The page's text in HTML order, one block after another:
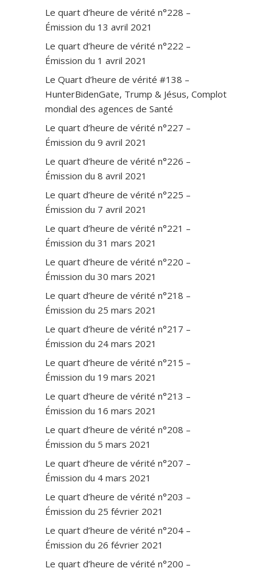
Le quart d’heure de vérité n°228 –
Émission du 13 avril 2021
Le quart d’heure de vérité n°222 –
Émission du 1 avril 2021
Le Quart d’heure de vérité #138 –
HunterBidenGate, Trump & Jésus, Complot
mondial des agences de Santé
Le quart d’heure de vérité n°227 –
Émission du 9 avril 2021
Le quart d’heure de vérité n°226 –
Émission du 8 avril 2021
Le quart d’heure de vérité n°225 –
Émission du 7 avril 2021
Le quart d’heure de vérité n°221 –
Émission du 31 mars 2021
Le quart d’heure de vérité n°220 –
Émission du 30 mars 2021
Le quart d’heure de vérité n°218 –
Émission du 25 mars 2021
Le quart d’heure de vérité n°217 –
Émission du 24 mars 2021
Le quart d’heure de vérité n°215 –
Émission du 19 mars 2021
Le quart d’heure de vérité n°213 –
Émission du 16 mars 2021
Le quart d’heure de vérité n°208 –
Émission du 5 mars 2021
Le quart d’heure de vérité n°207 –
Émission du 4 mars 2021
Le quart d’heure de vérité n°203 –
Émission du 25 février 2021
Le quart d’heure de vérité n°204 –
Émission du 26 février 2021
Le quart d’heure de vérité n°200 –